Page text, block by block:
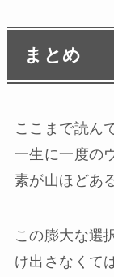
まとめ
ここまで読ん
一生に一度の
素が山ほどあ
この膨大な選
け出さなくて